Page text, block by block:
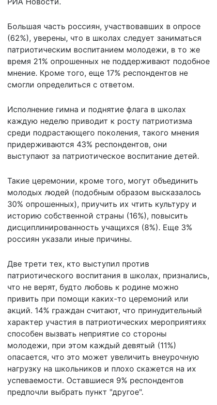
Большая часть россиян, участвовавших в опросе
(62%), уверены, что в школах следует заниматься
патриотическим воспитанием молодежи, в то же
время 21% опрошенных не поддерживают подобное
мнение. Кроме того, еще 17% респондентов не
смогли определиться с ответом.
Исполнение гимна и поднятие флага в школах
каждую неделю приводит к росту патриотизма
среди подрастающего поколения, такого мнения
придерживаются 43% респондентов, они
выступают за патриотическое воспитание детей.
Такие церемонии, кроме того, могут объединить
молодых людей (подобным образом высказалось
30% опрошенных), приучить их чтить культуру и
историю собственной страны (16%), повысить
дисциплинированность учащихся (8%). Еще 3%
россиян указали иные причины.
Две трети тех, кто выступил против
патриотического воспитания в школах, признались,
что не верят, будто любовь к родине можно
привить при помощи каких-то церемоний или
акций. 14% граждан считают, что принудительный
характер участия в патриотических мероприятиях
способен вызвать неприятие со стороны
молодежи, при этом каждый девятый (11%)
опасается, что это может увеличить внеурочную
нагрузку на школьников и плохо скажется на их
успеваемости. Оставшиеся 9% респондентов
предпочли выбрать пункт "другое".